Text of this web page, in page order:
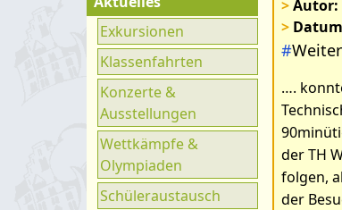
Schulfamilie
Förderverein
Fachräume
Ganztag
UNESCO
Klimaparlament
Exkursionen
Klassenfahrten
Konzerte &
Ausstellungen
Wettkämpfe &
Olympiaden
Schüleraustausch
>Autor:
>
#
….
der TH
folgen,
der
Bilder